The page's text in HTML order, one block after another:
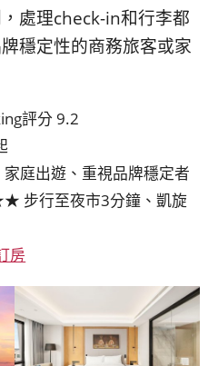
處理check-in和行李都
穩定性的商務旅客或家
評分 9.2
庭出遊、重視品牌穩定者
行至夜市3分鐘、凱旋
房